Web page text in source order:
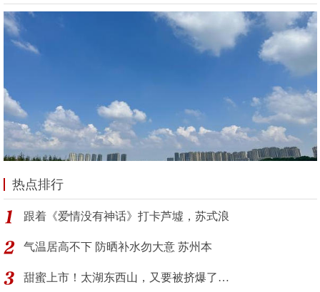
热点排行
跟着《爱情没有神话》打卡芦墟，苏式浪
气温居高不下 防晒补水勿大意 苏州本
甜蜜上市！太湖东西山，又要被挤爆了…